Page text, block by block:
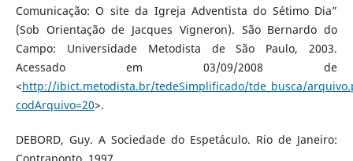
Comunicação: O site da Igreja Adventista do Sétimo Dia”
(Sob Orientação de Jacques Vigneron). São Bernardo do
Campo: Universidade Metodista de São Paulo, 2003.
Acessado em 03/09/2008 de
<http://ibict.metodista.br/tedeSimplificado/tde_busca/
codArquivo=20>.
DEBORD, Guy. A Sociedade do Espetáculo. Rio de Janeiro:
Contraponto, 1997.